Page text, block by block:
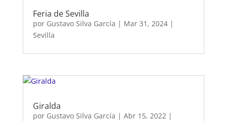
Feria de Sevilla
por Gustavo Silva García | Mar 31, 2024|
Sevilla
Giralda
por Gustavo Silva García | Abr 15, 2022 |